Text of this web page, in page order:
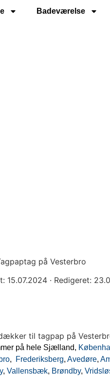
Badeværelse
på Vesterbro
15.07.2024· Redigeret:
på hele Sjælland,
, Frederiksberg, Avedøre,
, Vallensbæk, Brøndby,